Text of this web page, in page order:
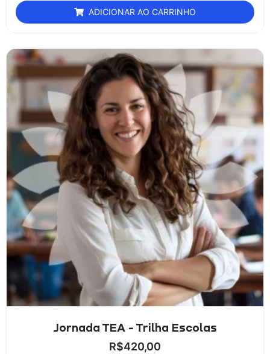
ADICIONAR AO CARRINHO
Jornada TEA - Trilha Escolas
R$420,00